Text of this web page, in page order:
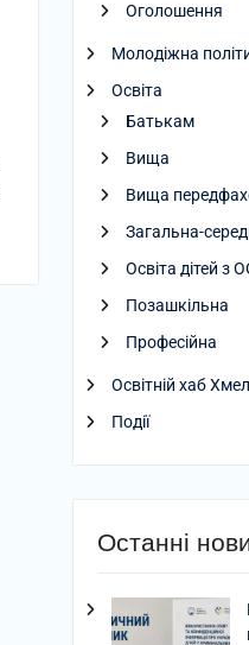
Оголошення
Молодіжна
Освіта
Батькам
Вища
Вища
Загальна-
Освіта дітей з
Позашкільна
Професійна
Освітній хаб
Події
Останні